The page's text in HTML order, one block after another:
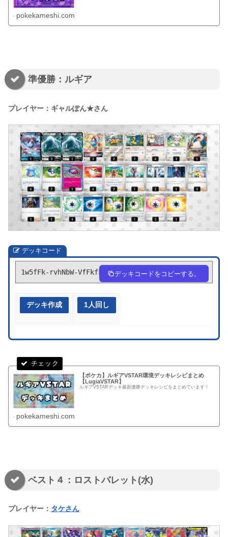
pokekameshi.com
準優勝：ルギア
プレイヤー：ギャルぽん★さん
デッキコード
1w5fFk-rvhNbW-VfFkfk デッキコードをコピーする。
デッキ作成 1人回し
【ポケカ】ルギアVSTAR環境デッキレシピまとめ
【LugiaVSTAR】
ルギアVSTARデッキ最新優勝デッキレシピをまとめています！
pokekameshi.com
ベスト４：ロストバレット(水)
プレイヤー： タケさん